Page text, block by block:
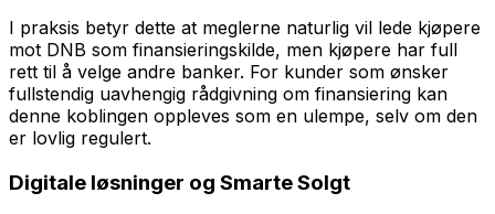
I praksis betyr dette at meglerne naturlig vil lede kjøpere
mot DNB som finansieringskilde, men kjøpere har full
rett til å velge andre banker. For kunder som ønsker
fullstendig uavhengig rådgivning om finansiering kan
denne koblingen oppleves som en ulempe, selv om den
er lovlig regulert.
Digitale løsninger og Smarte Solgt